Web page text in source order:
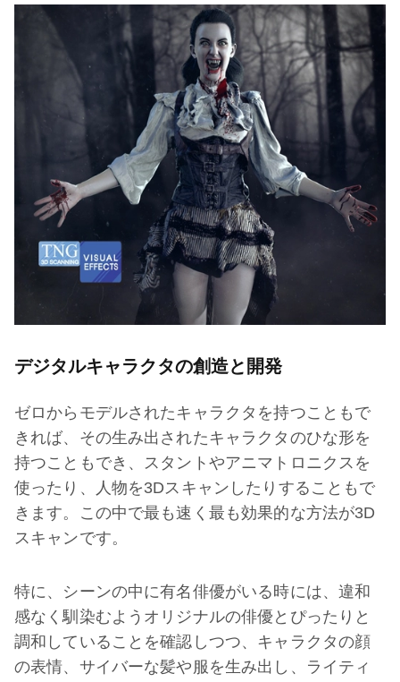
デジタルキャラクタの創造と開発
ゼロからモデルされたキャラクタを持つこともで
きれば、その生み出されたキャラクタのひな形を
持つこともでき、スタントやアニマトロニクスを
使ったり、人物を3Dスキャンしたりすることもで
きます。この中で最も速く最も効果的な方法が3D
スキャンです。
特に、シーンの中に有名俳優がいる時には、違和
感なく馴染むようオリジナルの俳優とぴったりと
調和していることを確認しつつ、キャラクタの顔
の表情、サイバーな髪や服を生み出し、ライティ